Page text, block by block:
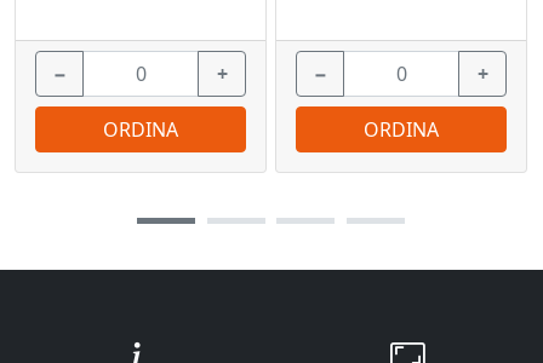
− +
ORDINA
− +
ORDINA